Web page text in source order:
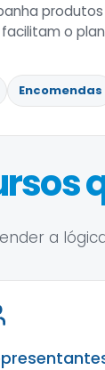
o
Encomendas
a